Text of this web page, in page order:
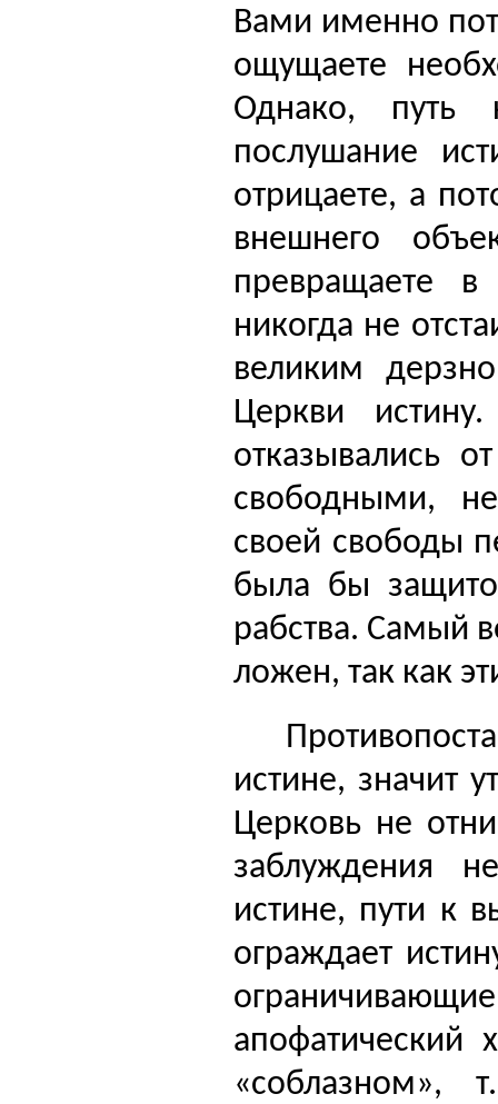
Вами именно
ощущаете
Однако, путь
послушание
отрицаете, а
внешнего
превращаете в
никогда не
великим
Цер­кви
отказывались
свободными,
своей свободы
была бы
рабства. Самый
ложен, так как
исти­не, значит
Церковь не
заблуждения
истине, пути к
ограждает
апофатический
«соблазном»,